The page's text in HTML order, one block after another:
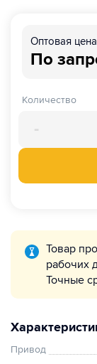
Оптовая цена
По
Количество
-
Товар
рабочих
Точные
Привод